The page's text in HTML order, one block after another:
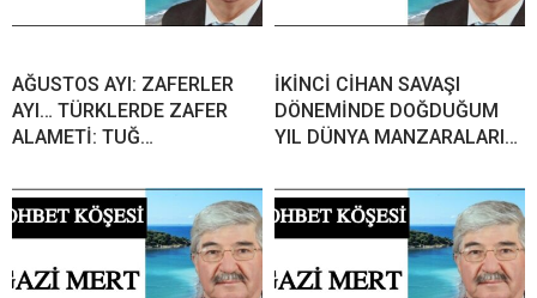
AĞUSTOS AYI: ZAFERLER
AYI… TÜRKLERDE ZAFER
ALAMETİ: TUĞ…
İKİNCİ CİHAN SAVAŞI
DÖNEMİNDE DOĞDUĞUM
YIL DÜNYA MANZARALARI…